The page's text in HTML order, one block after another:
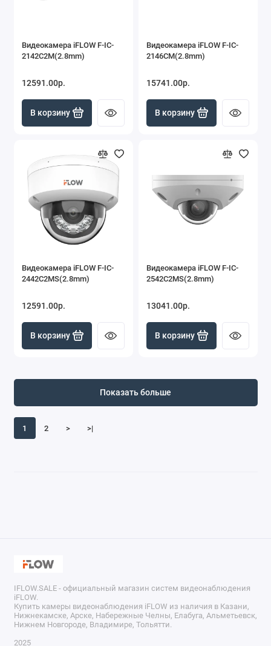
Видеокамера iFLOW F-IC-
2142C2M(2.8mm)
12591.00р.
В корзину
Видеокамера iFLOW F-IC-
2146CM(2.8mm)
15741.00р.
В корзину
Видеокамера iFLOW F-IC-
2442C2MS(2.8mm)
12591.00р.
В корзину
Видеокамера iFLOW F-IC-
2542C2MS(2.8mm)
13041.00р.
В корзину
1 2 > >|
Показать больше
IFLOW.SALE - официальный магазин систем видеонаблюдения
iFLOW.
Купить камеры видеонаблюдения iFLOW из наличия в Казани,
Нижнекамске, Арске, Набережные Челны, Елабуга, Альметьевск,
Нижнем Новгороде, Владимире, Тольятти.
2025